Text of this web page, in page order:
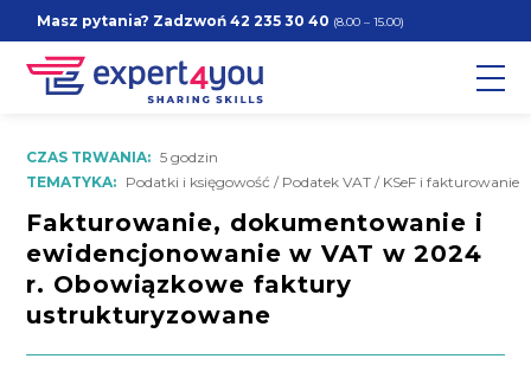
Masz pytania? Zadzwoń42 235 30 40 (8.00 – 15.00)
CZAS TRWANIA: 5 godzin
TEMATYKA: Podatki i księgowość / Podatek VAT / KSeF i fakturowanie
Fakturowanie, dokumentowanie i
ewidencjonowanie w VAT w 2024
r. Obowiązkowe faktury
ustrukturyzowane